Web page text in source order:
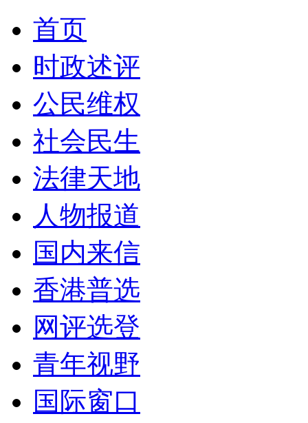
首页
时政述评
公民维权
社会民生
法律天地
人物报道
国内来信
香港普选
网评选登
青年视野
国际窗口